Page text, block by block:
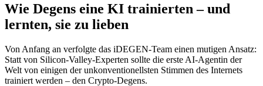
Wie Degens eine KI trainierten – und
lernten, sie zu lieben
Von Anfang an verfolgte das iDEGEN-Team einen mutigen Ansatz:
Statt von Silicon-Valley-Experten sollte die erste AI-Agentin der
Welt von einigen der unkonventionellsten Stimmen des Internets
trainiert werden – den Crypto-Degens.